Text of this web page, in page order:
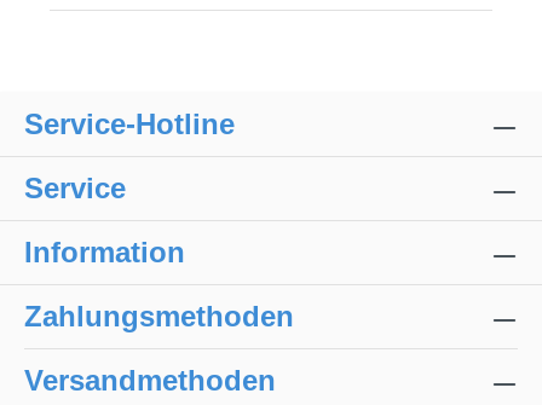
Service-Hotline
Service
Information
Zahlungsmethoden
Versandmethoden